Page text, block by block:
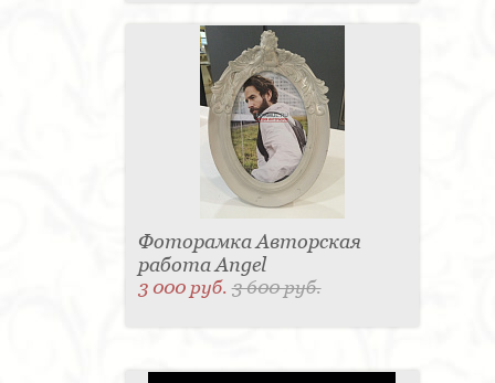
Фоторамка Авторская
работа Angel
3 000 руб.3 600 руб.